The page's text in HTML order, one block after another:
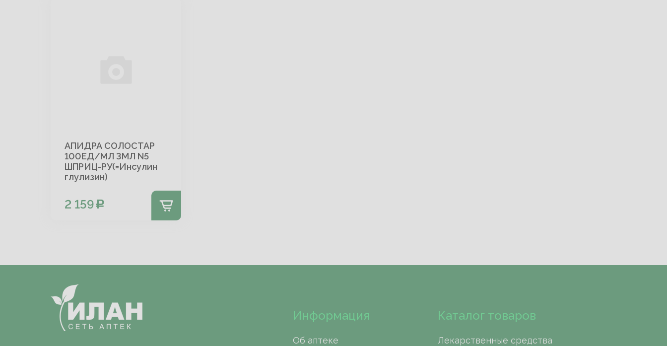
АПИДРА СОЛОСТАР
100ЕД/МЛ 3МЛ N5
ШПРИЦ-РУ(=Инсулин
глулизин)
2 159
Информация
Об аптеке
Каталог товаров
Лекарственные средства